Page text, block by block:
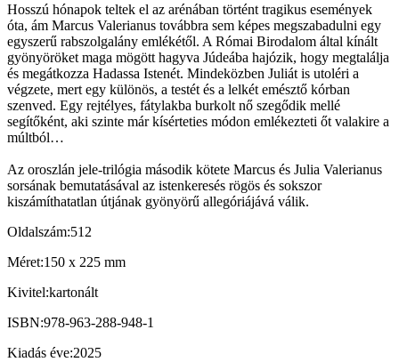
Hosszú hónapok teltek el az arénában történt tragikus események
óta, ám Marcus Valerianus továbbra sem képes megszabadulni egy
egyszerű rabszolgalány emlékétől. A Római Birodalom által kínált
gyönyöröket maga mögött hagyva Júdeába hajózik, hogy megtalálja
és megátkozza Hadassa Istenét. Mindeközben Juliát is utoléri a
végzete, mert egy különös, a testét és a lelkét emésztő kórban
szenved. Egy rejtélyes, fátylakba burkolt nő szegődik mellé
segítőként, aki szinte már kísérteties módon emlékezteti őt valakire a
múltból…
Az oroszlán jele-trilógia második kötete Marcus és Julia Valerianus
sorsának bemutatásával az istenkeresés rögös és sokszor
kiszámíthatatlan útjának gyönyörű allegóriájává válik.
Oldalszám:512
Méret:150 x 225 mm
Kivitel:kartonált
ISBN:978-963-288-948-1
Kiadás éve:2025